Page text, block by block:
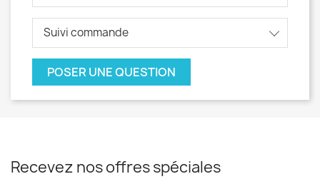
Suivi commande
POSER UNE QUESTION
Recevez nos offres spéciales